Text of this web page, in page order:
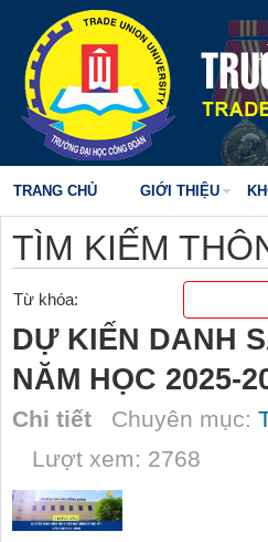
TRANG CHỦ GIỚI THIỆU
TÌM KIẾM
Từ khóa:
DỰ KIẾN DANH
NĂM HỌC 2025-
Chi tiết Chuyên mục:
Lượt xem: 2768